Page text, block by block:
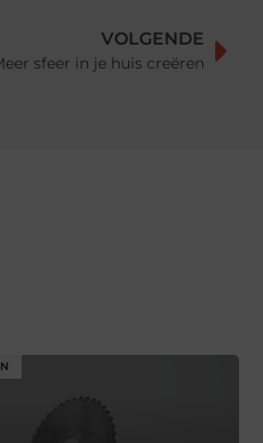
VOLGENDE
sfeer in je huis creëren